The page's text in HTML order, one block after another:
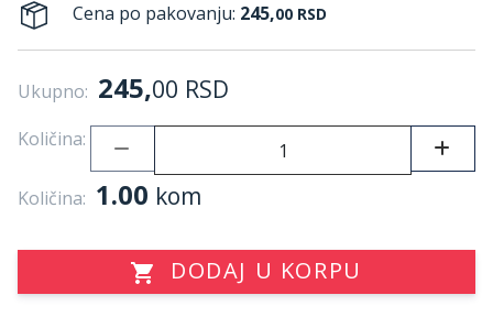
Cena po pakovanju: 245,00 RSD
Ukupno: 245,00 RSD
Količina:
Količina: 1.00 kom
DODAJ U KORPU